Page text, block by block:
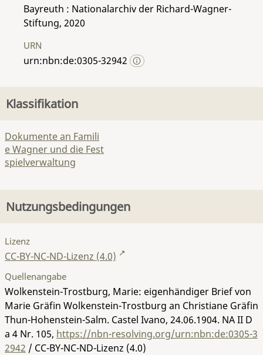
Bayreuth : Nationalarchiv der Richard-Wagner-
Stiftung, 2020
URN
urn:nbn:de:0305-32942
Klassifikation
Dokumente an Famili
e Wagner und die Fest
spielverwaltung
Nutzungsbedingungen
Lizenz
CC-BY-NC-ND-Lizenz (4.0)
Quellenangabe
Wolkenstein-Trostburg, Marie: eigenhändiger Brief von
Marie Gräfin Wolkenstein-Trostburg an Christiane Gräfin
Thun-Hohenstein-Salm. Castel Ivano, 24.06.1904. NA II D
a 4 Nr. 105, https://nbn-resolving.org/urn:nbn:de:0305-3
2942 / CC-BY-NC-ND-Lizenz (4.0)